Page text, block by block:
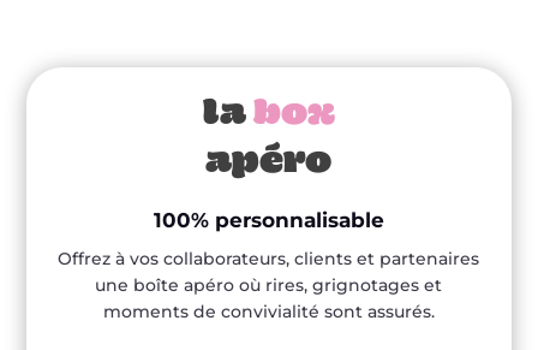
labox
apéro
100% personnalisable
Offrez à vos collaborateurs, clients et partenaires
une boîte apéro où rires, grignotages et
moments de convivialité sont assurés.